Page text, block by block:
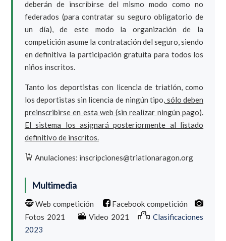
deberán de inscribirse del mismo modo como no
federados (para contratar su seguro obligatorio de
un día), de este modo la organización de la
competición asume la contratación del seguro, siendo
en definitiva la participación gratuita para todos los
niños inscritos.
Tanto los deportistas con licencia de triatlón, como
los deportistas sin licencia de ningún tipo, sólo deben
preinscribirse en esta web (sin realizar ningún pago).
El sistema los asignará posteriormente al listado
definitivo de inscritos.
Anulaciones: inscripciones@triatlonaragon.org
Multimedia
Web competición
Facebook competición
Fotos 2021
Video 2021
Clasificaciones
2023